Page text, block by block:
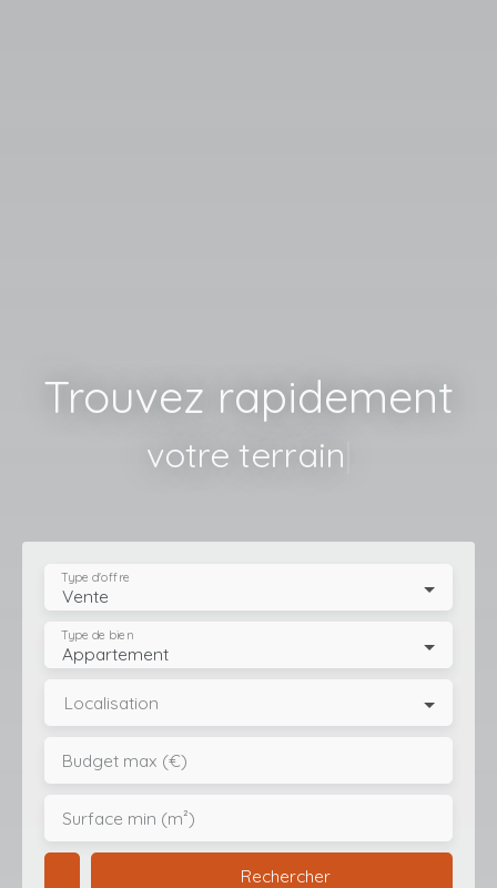
Trouvez rapidement
votre terrain
Vente
Type d'offre
Appartement
Type de bien
Localisation
Budget max (€)
Surface min (m²)
Rechercher